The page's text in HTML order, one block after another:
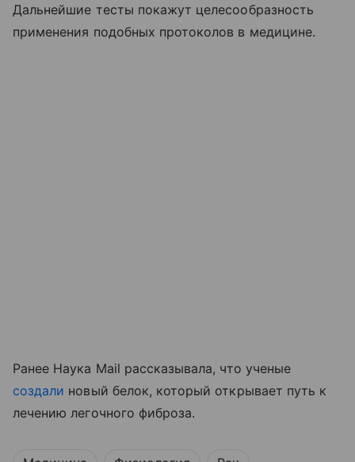
Дальнейшие тесты покажут целесообразность
применения подобных протоколов в медицине.
Ранее Наука Mail рассказывала, что ученые
создали новый белок, который открывает путь к
лечению легочного фиброза.